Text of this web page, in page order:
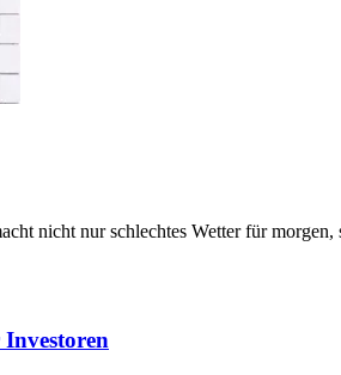
nicht nur schlechtes Wetter für